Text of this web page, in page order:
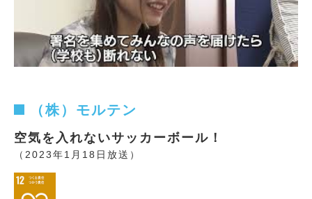
（株）モルテン
空気を入れないサッカーボール！
（2023年1月18日放送）